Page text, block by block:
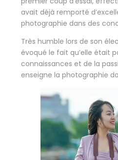
avait déjà remporté
photographie dans des
Très humble lors de son
évoqué le fait qu’elle était
connaissances et de la
enseigne la photographie